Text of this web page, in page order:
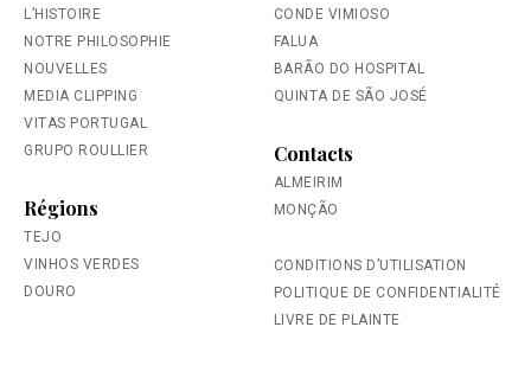
L’HISTOIRE
NOTRE PHILOSOPHIE
NOUVELLES
MEDIA CLIPPING
VITAS PORTUGAL
GRUPO ROULLIER
Régions
TEJO
VINHOS VERDES
DOURO
CONDE VIMIOSO
FALUA
BARÃO DO HOSPITAL
QUINTA DE SÃO JOSÉ
Contacts
ALMEIRIM
MONÇÃO
CONDITIONS D’UTILISATION
POLITIQUE DE CONFIDENTIALITÉ
LIVRE DE PLAINTE